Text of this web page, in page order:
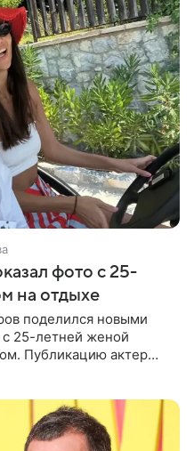
фото с 25-
на отдыхе
поделился новыми
25-летней женой
Публикацию актер